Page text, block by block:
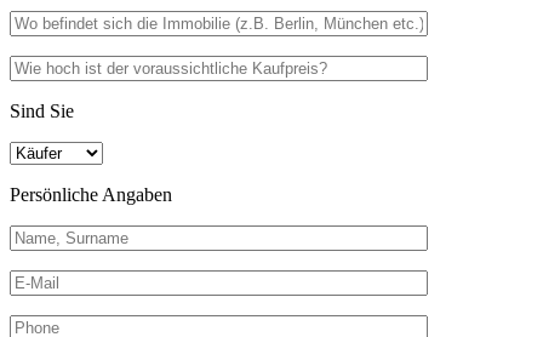
Sind Sie
Persönliche Angaben